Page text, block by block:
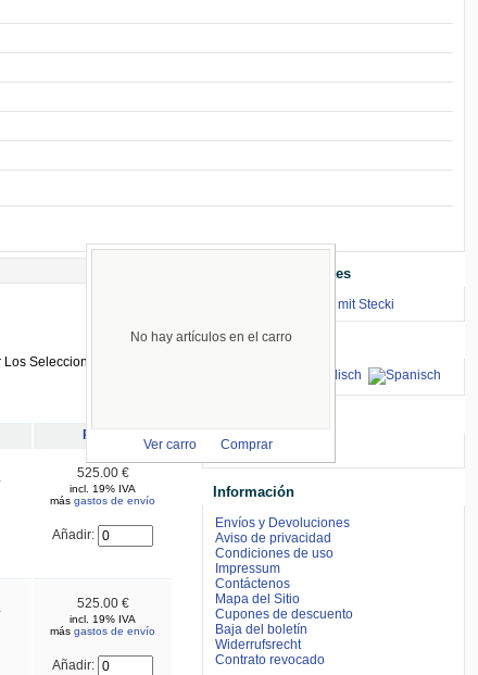
No hay artículos en el carro
Ver carro Comprar
Precio
525.00 €
incl. 19% IVA
másgastos de envío
Añadir:
525.00 €
incl. 19% IVA
másgastos de envío
Añadir:
Enlaces Importantes
⇒ zum Renntraining mit Stecki
Idiomas
Información
Envíos y Devoluciones
Aviso de privacidad
Condiciones de uso
Impressum
Contáctenos
Mapa del Sitio
Cupones de descuento
Baja del boletín
Widerrufsrecht
Contrato revocado